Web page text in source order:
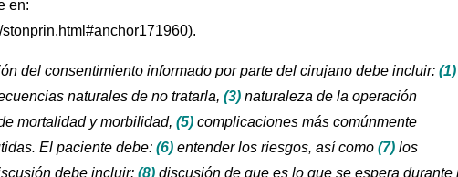
en:
del consentimiento informado por parte del cirujano debe incluir: (1)
naturales de no tratarla, (3) naturaleza de la operación
mortalidad y morbilidad, (5) complicaciones más comúnmente
El paciente debe: (6) entender los riesgos, así como (7) los
debe incluir: (8) discusión de que es lo que se espera durante